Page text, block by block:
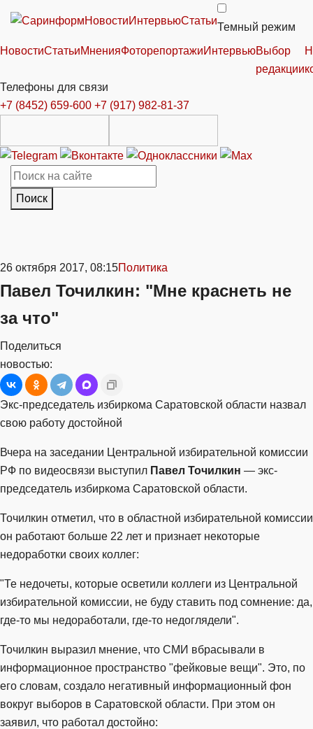
НовостиИнтервьюСтатьи
Темный режим
НовостиСтатьиМненияФоторепортажиИнтервьюВыбор
редакции
Телефоны для связи
+7 (8452) 659-600 +7 (917) 982-81-37
Поиск
26 октября 2017, 08:15Политика
Павел Точилкин: "Мне краснеть не
за что"
Поделиться
новостью:
Экс-председатель избиркома Саратовской области назвал
свою работу достойной
Вчера на заседании Центральной избирательной комиссии
РФ по видеосвязи выступил Павел Точилкин — экс-
председатель избиркома Саратовской области.
Точилкин отметил, что в областной избирательной комиссии
он работают больше 22 лет и признает некоторые
недоработки своих коллег:
"Те недочеты, которые осветили коллеги из Центральной
избирательной комиссии, не буду ставить под сомнение: да,
где-то мы недоработали, где-то недоглядели".
Точилкин выразил мнение, что СМИ вбрасывали в
информационное пространство "фейковые вещи". Это, по
его словам, создало негативный информационный фон
вокруг выборов в Саратовской области. При этом он
заявил, что работал достойно: